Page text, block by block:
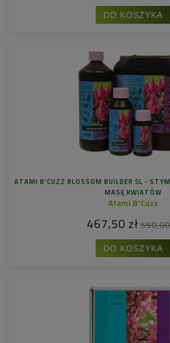
DO KOSZYKA
ATAMI B'CUZZ BLOSSOM BUILDER 5L -
MASĘ KWIATÓW
Atami B'Cuzz
467,50 zł
DO KOSZYKA